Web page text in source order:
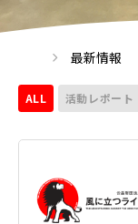
最新情報
ALL 活動レポート